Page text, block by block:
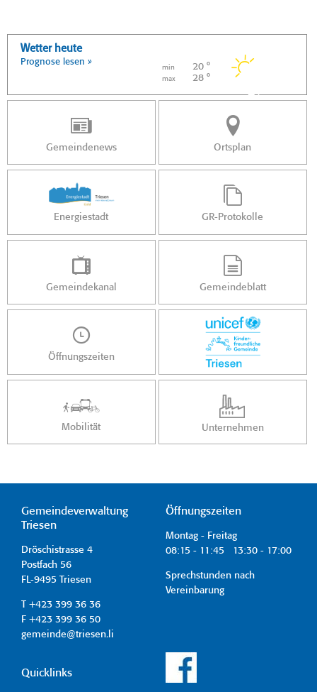
Wetter heute
Prognose lesen »
min 20 °
max 28 °
Gemeindenews Ortsplan
Energiestadt GR-Protokolle
Gemeindekanal Gemeindeblatt
Öffnungszeiten
Mobilität Unternehmen
Gemeindeverwaltung
Triesen
Dröschistrasse 4
Postfach 56
FL-9495 Triesen
T +423 399 36 36
F +423 399 36 50
gemeinde@triesen.li
Öffnungszeiten
Montag - Freitag
08:15 - 11:45 13:30 - 17:00
Sprechstunden nach
Vereinbarung
Quicklinks